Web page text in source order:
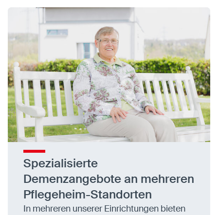
Spezialisierte
Demenzangebote an mehreren
Pflegeheim-Standorten
In mehreren unserer Einrichtungen bieten